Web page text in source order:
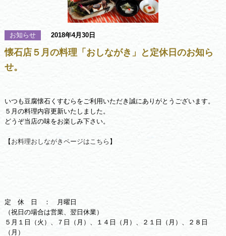
お知らせ 2018年4月30日
懐石店５月の料理「おしながき」と定休日のお知ら
せ。
いつも豆腐懐石くすむらをご利用いただき誠にありがとうございます。
５月の料理内容更新いたしました。
どうぞ当店の味をお楽しみ下さい。
【 お料理おしながきページはこちら 】
定 休 日 ： 月曜日
（祝日の場合は営業、翌日休業）
５月１日（火）、７日（月）、１４日（月）、２１日（月）、２８日
（月）